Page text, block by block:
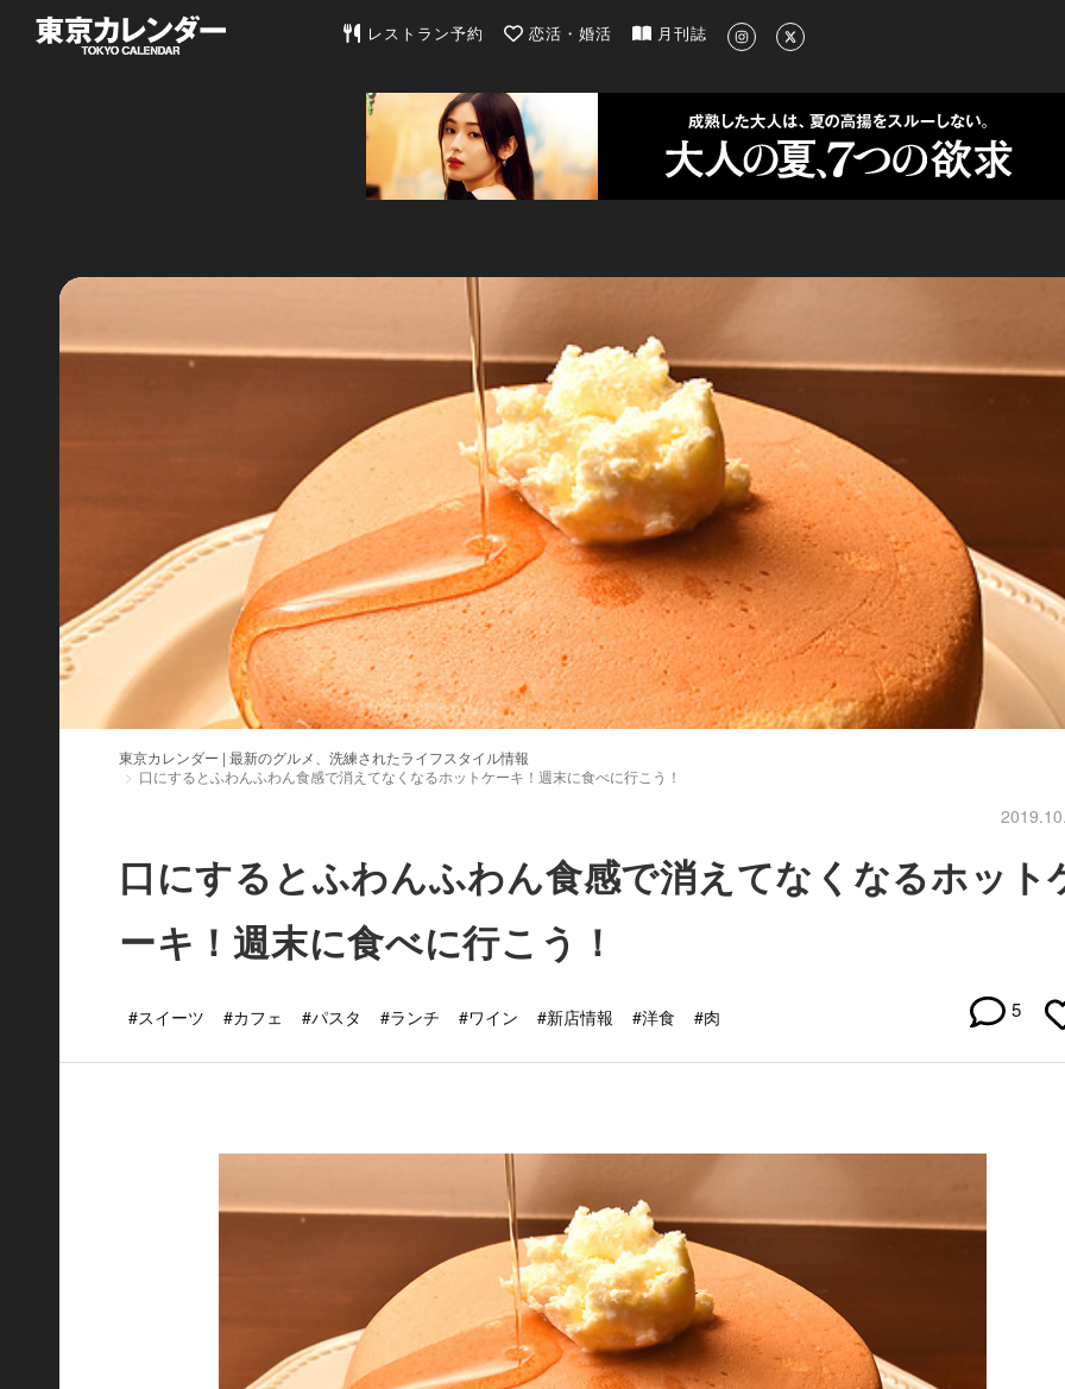
東京カレンダー | 最新のグルメ、洗練されたライフスタイル情報
レストラン予約 恋活・婚活 月刊誌
東京カレンダー | 最新のグルメ、洗練されたライフスタイル情報
口にするとふわんふわん食感で消えてなくなるホットケーキ！週末に食べに行こう！
口にするとふわんふわん食感で消えてなくなるホット
ーキ！週末に食べに行こう！
#スイーツ #カフェ #パスタ #ランチ #ワイン #新店情報 #洋食 #肉 5